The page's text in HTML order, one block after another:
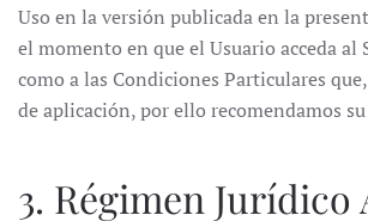
Uso en la versión publicada en la
el momento en que el Usuario acceda al
como a las Condiciones Particulares
de aplicación, por ello recomendamos
3. Régimen Jurídico